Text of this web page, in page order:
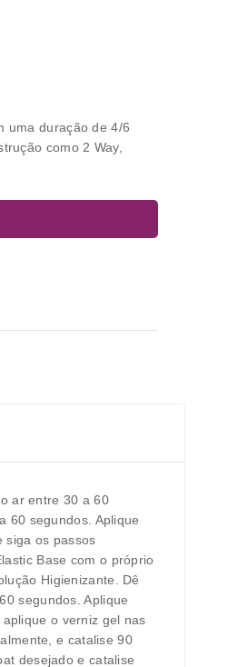
uma duração de 4/6
como 2 Way,
ar entre 30 a 60
60 segundos. Aplique
siga os passos
Base com o próprio
Higienizante. Dê
segundos. Aplique
o verniz gel nas
e catalise 90
desejado e catalise